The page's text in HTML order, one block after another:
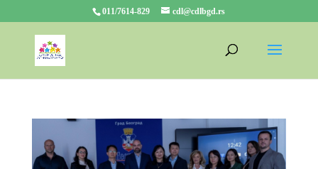
011/7614-829 cdl@cdlbgd.rs